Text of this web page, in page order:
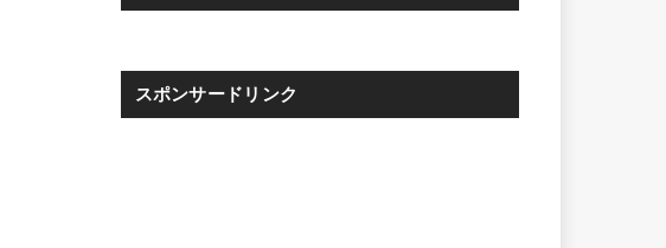
スポンサードリンク